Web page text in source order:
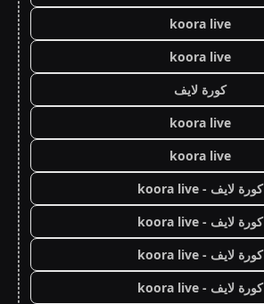
koora live
koora live
كورة لايف
koora live
koora live
كورة لايف - koora live
كورة لايف - koora live
كورة لايف - koora live
كورة لايف - koora live